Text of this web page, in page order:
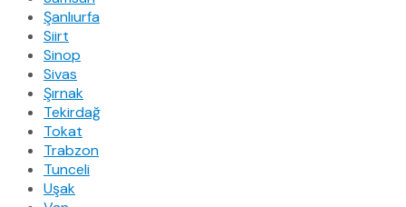
Şanlıurfa
Siirt
Sinop
Sivas
Şırnak
Tekirdağ
Tokat
Trabzon
Tunceli
Uşak